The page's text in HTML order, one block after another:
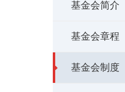
基金会简介
基金会章程
基金会制度